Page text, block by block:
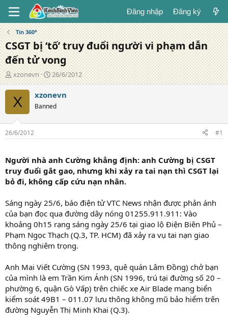
Đăng nhập Đăng ký
Tin 360°
CSGT bị ‘tố’ truy đuổi người vi phạm dẫn
đến tử vong
T
á
c
g
ả
xzonevn
N
g
à
đ
g
26/6/2012
X xzonevn
Banned
26/6/2012 #1
Người nhà anh Cường khẳng định: anh Cường bị CSGT
truy đuổi gắt gao, nhưng khi xảy ra tai nạn thì CSGT lại
bỏ đi, không cấp cứu nạn nhân.
Sáng ngày 25/6, báo điện tử VTC News nhận được phản ánh
của bạn đọc qua đường dây nóng 01255.911.911: Vào
khoảng 0h15 rạng sáng ngày 25/6 tại giao lộ Điện Biên Phủ –
Phạm Ngọc Thạch (Q.3, TP. HCM) đã xảy ra vụ tai nạn giao
thông nghiêm trọng.
Anh Mai Viết Cường (SN 1993, quê quán Lâm Đồng) chở bạn
của mình là em Trần Kim Ánh (SN 1996, trú tại đường số 20 –
phường 6, quận Gò Vấp) trên chiếc xe Air Blade mang biển
kiểm soát 49B1 – 011.07 lưu thông không mũ bảo hiểm trên
đường Nguyễn Thị Minh Khai (Q.3).